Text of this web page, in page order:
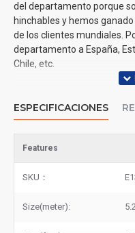
del departamento porque
hinchables y hemos
de los clientes mundiales.
departamento a España,
Chile, etc.
ESPECIFICACIONES
Features
SKU：
Size(meter):